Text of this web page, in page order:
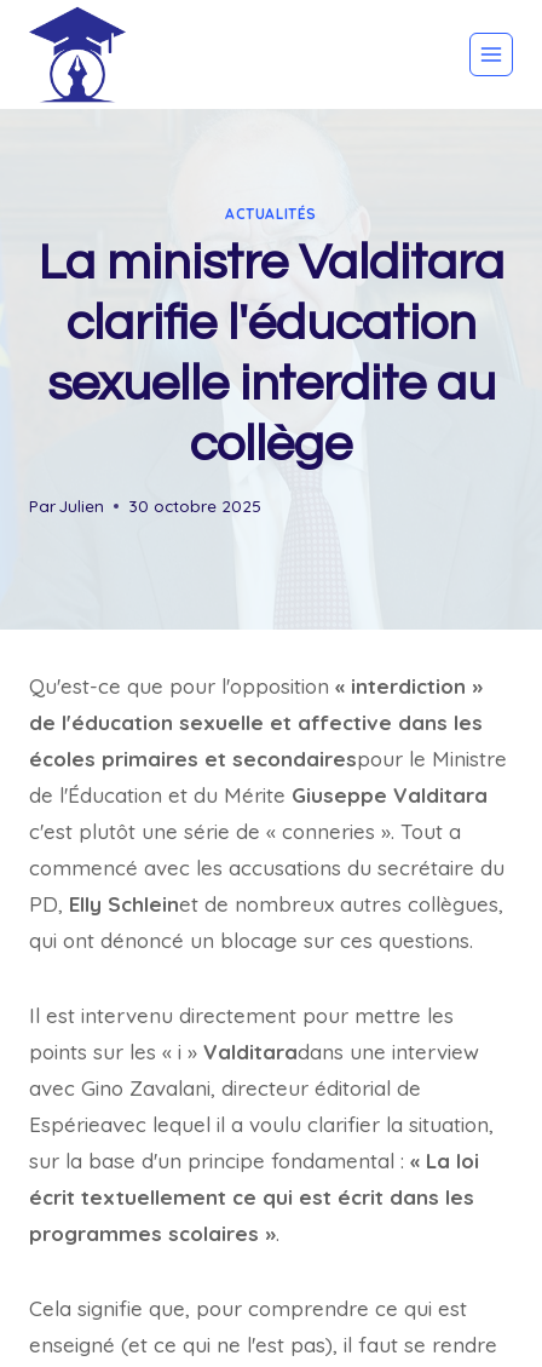
content
ACTUALITÉS
La ministre Valditara
clarifie l'éducation
sexuelle interdite au
collège
ParJulien 30 octobre 2025
Qu'est-ce que pour l'opposition « interdiction »
de l'éducation sexuelle et affective dans les
écoles primaires et secondairespour le Ministre
de l'Éducation et du Mérite Giuseppe Valditara
c'est plutôt une série de « conneries ». Tout a
commencé avec les accusations du secrétaire du
PD, Elly Schleinet de nombreux autres collègues,
qui ont dénoncé un blocage sur ces questions.
Il est intervenu directement pour mettre les
points sur les « i » Valditaradans une interview
avec Gino Zavalani, directeur éditorial de
Espérieavec lequel il a voulu clarifier la situation,
sur la base d'un principe fondamental : « La loi
écrit textuellement ce qui est écrit dans les
programmes scolaires ».
Cela signifie que, pour comprendre ce qui est
enseigné (et ce qui ne l'est pas), il faut se rendre